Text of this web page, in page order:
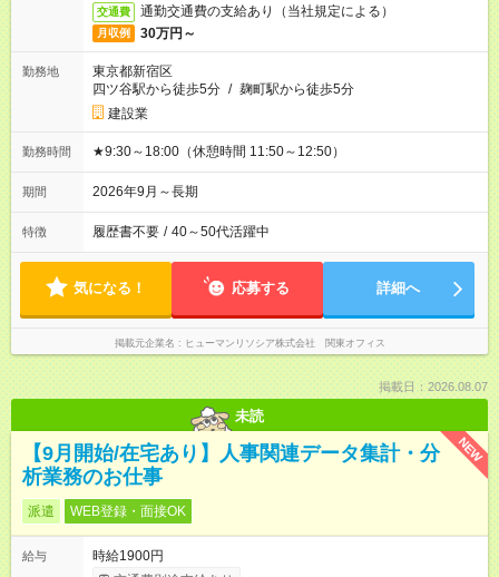
交通費 通勤交通費の支給あり（当社規定による）
月収例 30万円～
勤務地
東京都新宿区
四ツ谷駅から徒歩5分 / 麹町駅から徒歩5分
建設業
勤務時間 ★9:30～18:00（休憩時間 11:50～12:50）
期間 2026年9月～長期
特徴 履歴書不要 / 40～50代活躍中
気になる！ 応募する 詳細へ
掲載元企業名 ヒューマンリソシア株式会社 関東オフィス
掲載日：2026.08.07
未読
NEW
【9月開始/在宅あり】人事関連データ集計・分
析業務のお仕事
派遣 WEB登録・面接OK
給与
時給1900円